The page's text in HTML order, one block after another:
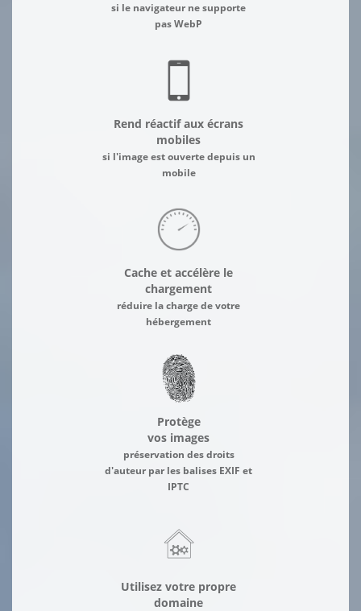
si le navigateur ne supporte
pas WebP
Rend réactif aux écrans
mobiles
si l'image est ouverte depuis un
mobile
Cache et accélère le
chargement
réduire la charge de votre
hébergement
Protège
vos images
préservation des droits
d'auteur par les balises EXIF et
IPTC
Utilisez votre propre
domaine